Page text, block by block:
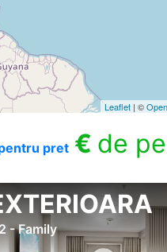
Leaflet | ©
pret € de
- Family